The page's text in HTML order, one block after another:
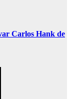
Carlos Hank de